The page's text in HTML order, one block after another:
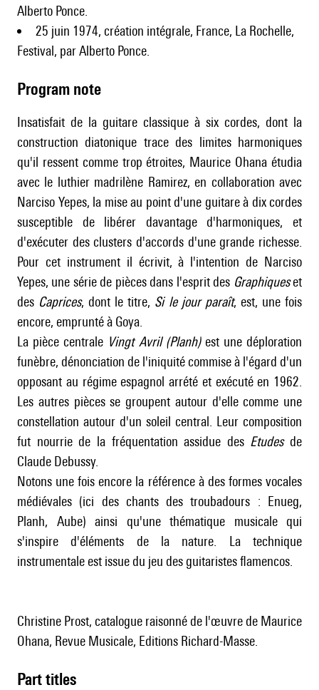
Alberto Ponce.
25 juin 1974, création intégrale, France, La Rochelle,
Festival, par Alberto Ponce.
Program note
Insatisfait de la guitare classique à six cordes, dont la
construction diatonique trace des limites harmoniques
qu'il ressent comme trop étroites, Maurice Ohana étudia
avec le luthier madrilène Ramirez, en collaboration avec
Narciso Yepes, la mise au point d'une guitare à dix cordes
susceptible de libérer davantage d'harmoniques, et
d'exécuter des clusters d'accords d'une grande richesse.
Pour cet instrument il écrivit, à l'intention de Narciso
Yepes, une série de pièces dans l'esprit des Graphiqueset
des Caprices, dont le titre, Si le jour paraît, est, une fois
encore, emprunté à Goya.
La pièce centrale Vingt Avril (Planh)est une déploration
funèbre, dénonciation de l'iniquité commise à l'égard d'un
opposant au régime espagnol arrété et exécuté en 1962.
Les autres pièces se groupent autour d'elle comme une
constellation autour d'un soleil central. Leur composition
fut nourrie de la fréquentation assidue des Etudesde
Claude Debussy.
Notons une fois encore la référence à des formes vocales
médiévales (ici des chants des troubadours : Enueg,
Planh, Aube) ainsi qu'une thématique musicale qui
s'inspire d'éléments de la nature. La technique
instrumentale est issue du jeu des guitaristes flamencos.
Christine Prost, catalogue raisonné de l'œuvre de Maurice
Ohana, Revue Musicale, Editions Richard-Masse.
Part titles